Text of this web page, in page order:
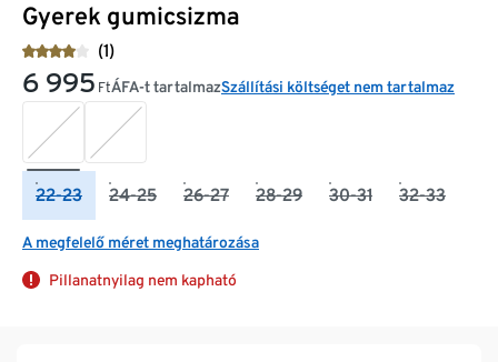
Gyerek gumicsizma
(1)
6 995 FtÁFA-t tartalmazSzállítási költséget nem tartalmaz
22-23 24-25 26-27 28-29 30-31 32-33
A megfelelő méret meghatározása
Pillanatnyilag nem kapható